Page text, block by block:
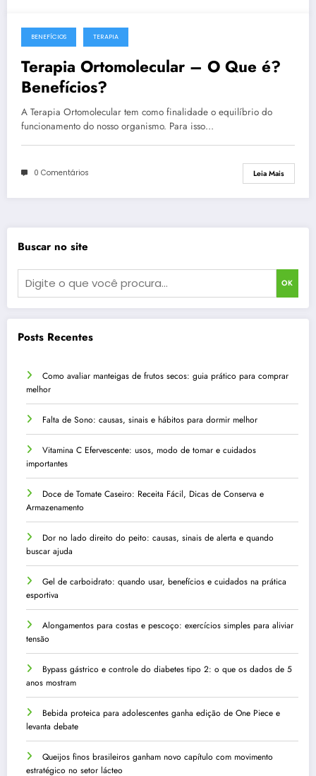
BENEFÍCIOS TERAPIA
Terapia Ortomolecular – O Que é?
Benefícios?
A Terapia Ortomolecular tem como finalidade o equilíbrio do
funcionamento do nosso organismo. Para isso…
0 Comentários Leia Mais
Buscar no site
OK
Posts Recentes
Como avaliar manteigas de frutos secos: guia prático para comprar
melhor
Falta de Sono: causas, sinais e hábitos para dormir melhor
Vitamina C Efervescente: usos, modo de tomar e cuidados
importantes
Doce de Tomate Caseiro: Receita Fácil, Dicas de Conserva e
Armazenamento
Dor no lado direito do peito: causas, sinais de alerta e quando
buscar ajuda
Gel de carboidrato: quando usar, benefícios e cuidados na prática
esportiva
Alongamentos para costas e pescoço: exercícios simples para aliviar
tensão
Bypass gástrico e controle do diabetes tipo 2: o que os dados de 5
anos mostram
Bebida proteica para adolescentes ganha edição de One Piece e
levanta debate
Queijos finos brasileiros ganham novo capítulo com movimento
estratégico no setor lácteo